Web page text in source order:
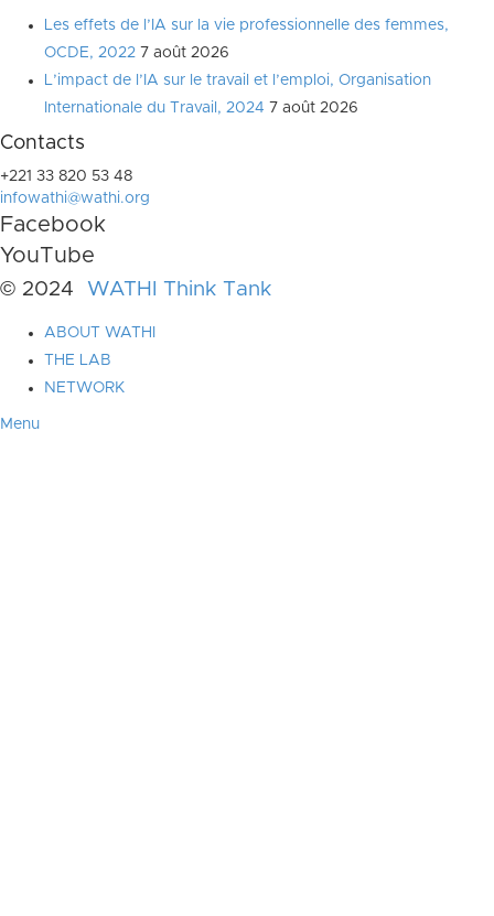
Les effets de l’IA sur la vie professionnelle des femmes,
OCDE, 2022 7 août 2026
L’impact de l’IA sur le travail et l’emploi, Organisation
Internationale du Travail, 2024 7 août 2026
Contacts
+221 33 820 53 48
infowathi@wathi.org
Facebook
YouTube
© 2024 WATHI Think Tank
ABOUT WATHI
THE LAB
NETWORK
Menu